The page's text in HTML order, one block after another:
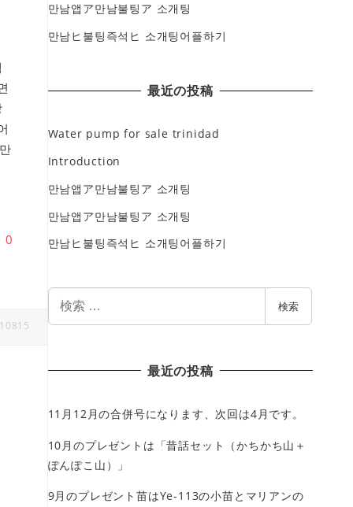
0
만남앱ア만남불팅ア 소개팅
만남ヒ불팅즉석ヒ 소개팅어플하기
最近の投稿
Water pump for sale trinidad
Introduction
만남앱ア만남불팅ア 소개팅
만남앱ア만남불팅ア 소개팅
만남ヒ불팅즉석ヒ 소개팅어플하기
検索
最近の投稿
11月12月の合併号になります、次回は4月です。
10月のプレゼントは「昔話セット（かちかち山＋
ぽんぽこ山）」
9月のプレゼント苗はYe-113の小苗とマリアンの